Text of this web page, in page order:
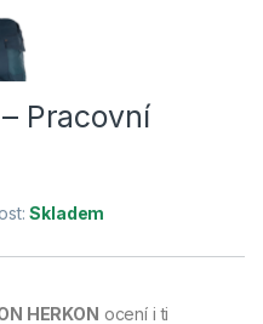
– Pracovní
Skladem
HERKON ocení i ti